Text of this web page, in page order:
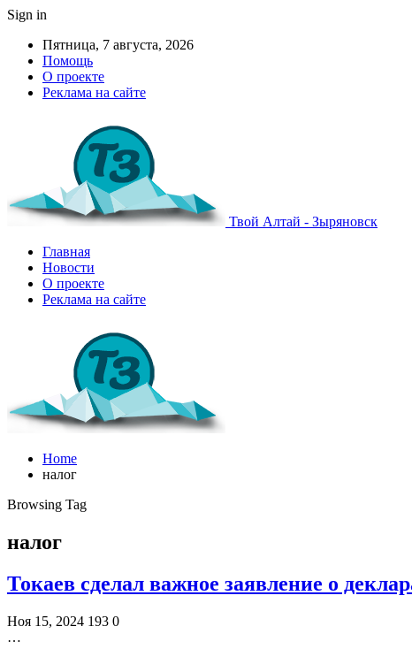
Sign in
Пятница, 7 августа, 2026
Помощь
О проекте
Реклама на сайте
Твой Алтай - Зыряновск
Главная
Новости
О проекте
Реклама на сайте
Home
налог
Browsing Tag
налог
Токаев сделал важное заявление о
Ноя 15, 2024 193 0
…